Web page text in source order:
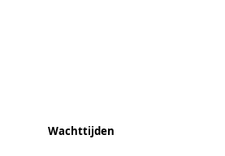
Wachttijden